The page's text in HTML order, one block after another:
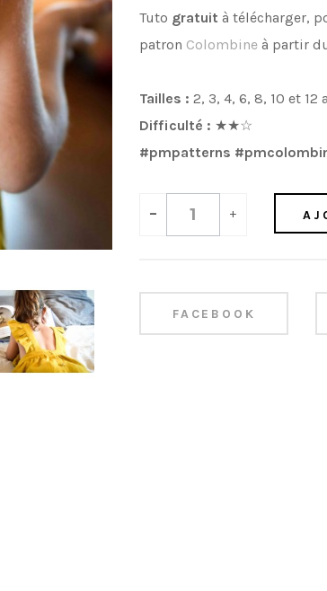
Tuto gratuit à télécharger,
patron Colombine à partir
Tailles : 2, 3, 4, 6, 8, 10 et
Difficulté : ★★☆
#pmpatterns
- +
FACEBOOK